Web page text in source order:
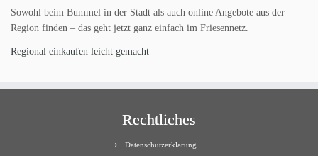
Sowohl beim Bummel in der Stadt als auch online Angebote aus der
Region finden – das geht jetzt ganz einfach im Friesennetz.
Regional einkaufen leicht gemacht
Rechtliches
Datenschutzerklärung